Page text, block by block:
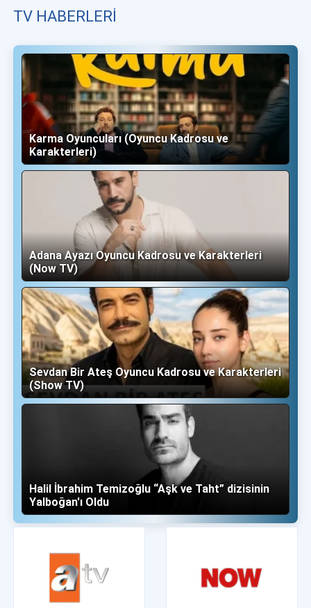
TV HABERLERI
Karma Oyuncuları (Oyuncu Kadrosu ve
Karakterleri)
Adana Ayazı Oyuncu Kadrosu ve Karakterleri
(Now TV)
Sevdan Bir Ateş Oyuncu Kadrosu ve Karakterleri
(Show TV)
Halil İbrahim Temizoğlu “Aşk ve Taht” dizisinin
Yalboğan'ı Oldu